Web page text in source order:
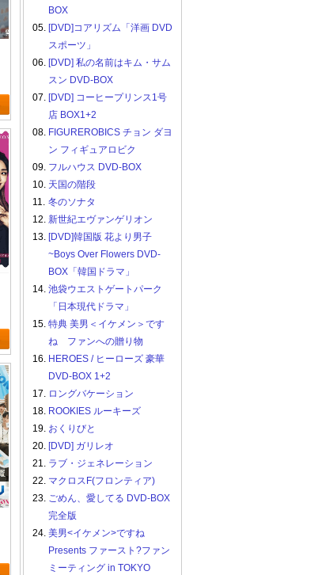
BOX
05. [DVD]コアリズム「洋画 DVD
スポーツ」
06. [DVD] 私の名前はキム・サム
スン DVD-BOX
07. [DVD] コーヒープリンス1号
店 BOX1+2
08. FIGUREROBICS チョン ダヨ
ン フィギュアロビク
09. フルハウス DVD-BOX
10. 天国の階段
11. 冬のソナタ
12. 新世紀エヴァンゲリオン
13. [DVD]韓国版 花より男子
~Boys Over Flowers DVD-
BOX「韓国ドラマ」
14. 池袋ウエストゲートパーク
「日本現代ドラマ」
15. 特典 美男＜イケメン＞です
ね ファンへの贈り物
16. HEROES / ヒーローズ 豪華
DVD-BOX 1+2
17. ロングバケーション
18. ROOKIES ルーキーズ
19. おくりびと
20. [DVD] ガリレオ
21. ラブ・ジェネレーション
22. マクロスF(フロンティア)
23. ごめん、愛してる DVD-BOX
完全版
24. 美男<イケメン>ですね
Presents ファースト?ファン
ミーティング in TOKYO